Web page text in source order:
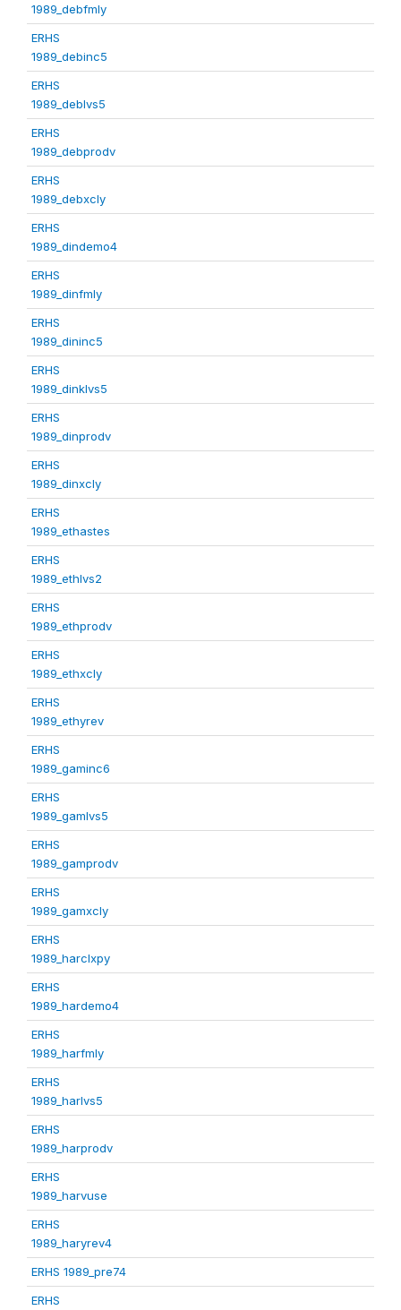
1989_debfmly
ERHS
1989_debinc5
ERHS
1989_deblvs5
ERHS
1989_debprodv
ERHS
1989_debxcly
ERHS
1989_dindemo4
ERHS
1989_dinfmly
ERHS
1989_dininc5
ERHS
1989_dinklvs5
ERHS
1989_dinprodv
ERHS
1989_dinxcly
ERHS
1989_ethastes
ERHS
1989_ethlvs2
ERHS
1989_ethprodv
ERHS
1989_ethxcly
ERHS
1989_ethyrev
ERHS
1989_gaminc6
ERHS
1989_gamlvs5
ERHS
1989_gamprodv
ERHS
1989_gamxcly
ERHS
1989_harclxpy
ERHS
1989_hardemo4
ERHS
1989_harfmly
ERHS
1989_harlvs5
ERHS
1989_harprodv
ERHS
1989_harvuse
ERHS
1989_haryrev4
ERHS 1989_pre74
ERHS